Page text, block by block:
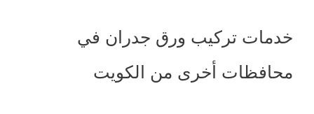
خدمات تركيب ورق جدران في
محافظات أخرى من الكويت